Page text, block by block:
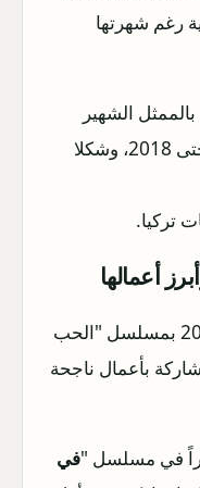
رغم شهرتها
الشهير
استمرت من 2015 حتى 2018، وشكلا
تركيا.
أعمالها
بدأت بوشرا ديفيلي مسيرتها عام 2015 بمسلسل "الحب
بأعمال ناجحة
في مسلسل "في